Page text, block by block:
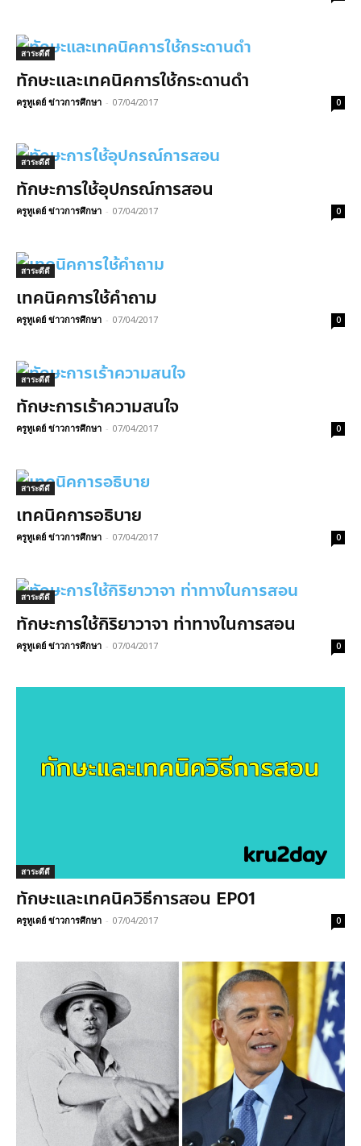
สาระดีดี
ทักษะและเทคนิคการใช้กระดานดำ
ครูทูเดย์ ข่าวการศึกษา - 07/04/2017 0
สาระดีดี
ทักษะการใช้อุปกรณ์การสอน
ครูทูเดย์ ข่าวการศึกษา - 07/04/2017 0
สาระดีดี
เทคนิคการใช้คำถาม
ครูทูเดย์ ข่าวการศึกษา - 07/04/2017 0
สาระดีดี
ทักษะการเร้าความสนใจ
ครูทูเดย์ ข่าวการศึกษา - 07/04/2017 0
สาระดีดี
เทคนิคการอธิบาย
ครูทูเดย์ ข่าวการศึกษา - 07/04/2017 0
สาระดีดี
ทักษะการใช้กิริยาวาจา ท่าทางในการสอน
ครูทูเดย์ ข่าวการศึกษา - 07/04/2017 0
สาระดีดี
ทักษะและเทคนิควิธีการสอน EP01
ครูทูเดย์ ข่าวการศึกษา - 07/04/2017 0